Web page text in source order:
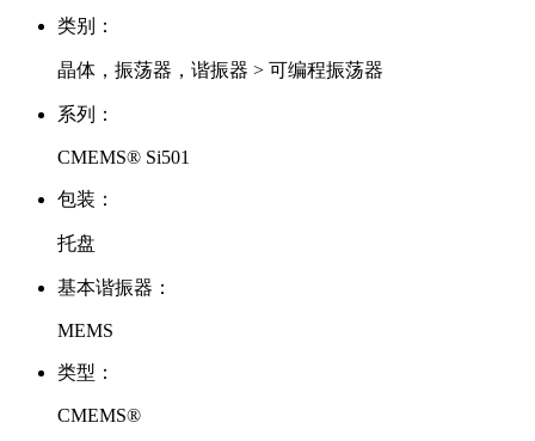
类别：
晶体，振荡器，谐振器 > 可编程振荡器
系列：
CMEMS® Si501
包装：
托盘
基本谐振器：
MEMS
类型：
CMEMS®